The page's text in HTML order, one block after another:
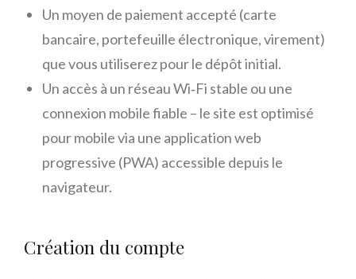
Un moyen de paiement accepté (carte
bancaire, portefeuille électronique, virement)
que vous utiliserez pour le dépôt initial.
Un accès à un réseau Wi‑Fi stable ou une
connexion mobile fiable – le site est optimisé
pour mobile via une application web
progressive (PWA) accessible depuis le
navigateur.
Création du compte